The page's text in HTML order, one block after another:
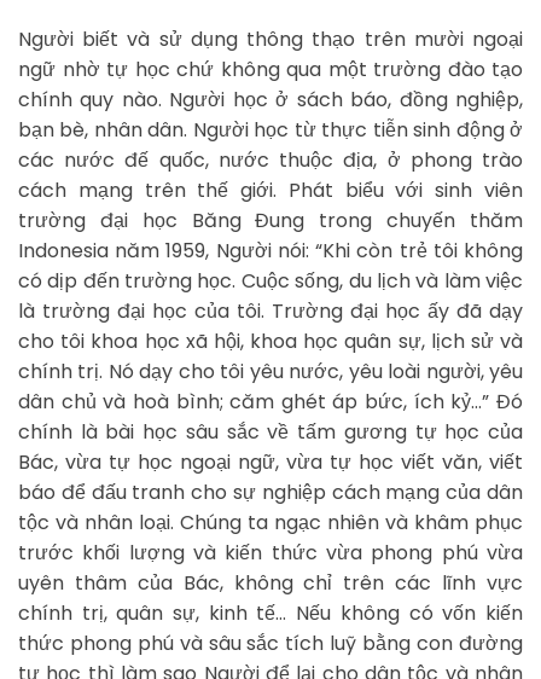
Người biết và sử dụng thông thạo trên mười ngoại
ngữ nhờ tự học chứ không qua một trường đào tạo
chính quy nào. Người học ở sách báo, đồng nghiệp,
bạn bè, nhân dân. Người học từ thực tiễn sinh động ở
các nước đế quốc, nước thuộc địa, ở phong trào
cách mạng trên thế giới. Phát biểu với sinh viên
trường đại học Băng Đung trong chuyến thăm
Indonesia năm 1959, Người nói: “Khi còn trẻ tôi không
có dịp đến trường học. Cuộc sống, du lịch và làm việc
là trường đại học của tôi. Trường đại học ấy đã dạy
cho tôi khoa học xã hội, khoa học quân sự, lịch sử và
chính trị. Nó dạy cho tôi yêu nước, yêu loài người, yêu
dân chủ và hoà bình; căm ghét áp bức, ích kỷ…” Đó
chính là bài học sâu sắc về tấm gương tự học của
Bác, vừa tự học ngoại ngữ, vừa tự học viết văn, viết
báo để đấu tranh cho sự nghiệp cách mạng của dân
tộc và nhân loại. Chúng ta ngạc nhiên và khâm phục
trước khối lượng và kiến thức vừa phong phú vừa
uyên thâm của Bác, không chỉ trên các lĩnh vực
chính trị, quân sự, kinh tế… Nếu không có vốn kiến
thức phong phú và sâu sắc tích luỹ bằng con đường